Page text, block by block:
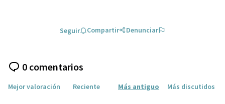
Seguir Compartir Denunciar
0 comentarios
Mejor valoración Reciente Más antiguo Más discutidos